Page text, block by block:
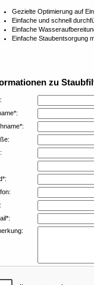
Gezielte Optimierung auf
Einfache und schnell
Einfache
Einfache Staubentsorgung
zu